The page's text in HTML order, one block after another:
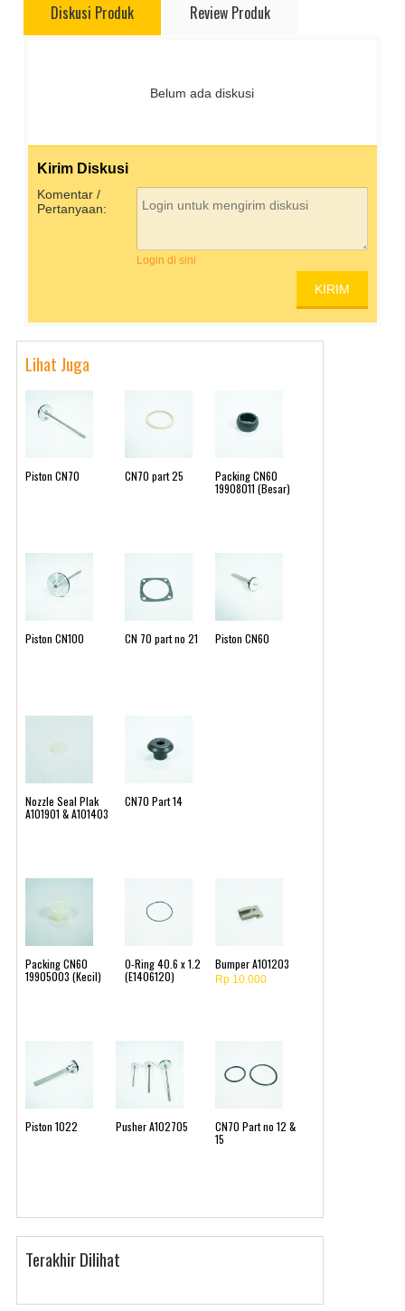
Diskusi Produk Review Produk
Belum ada diskusi
Kirim Diskusi
Komentar /
Pertanyaan:
Login di sini
Lihat Juga
Piston CN70 CN70 part 25
Packing CN60
19908011 (Besar)
Piston CN100 CN 70 part no 21 Piston CN60
Nozzle Seal Plak
A101901 & A101403
CN70 Part 14
Packing CN60
19905003 (Kecil)
O-Ring 40.6 x 1.2
(E1406120)
Bumper A101203
Rp 10.000
Piston 1022 Pusher A102705
CN70 Part no 12 &
15
Terakhir Dilihat